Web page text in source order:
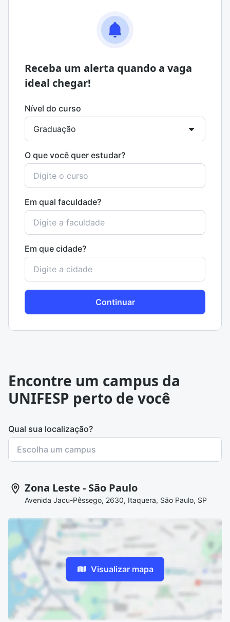
Receba um alerta quando a vaga
ideal chegar!
Nível do curso
O que você quer estudar?
Em qual faculdade?
Em que cidade?
Continuar
Encontre um campus da
UNIFESP perto de você
Qual sua localização?
Zona Leste - São Paulo
Avenida Jacu-Pêssego, 2630, Itaquera, São Paulo, SP
Visualizar mapa